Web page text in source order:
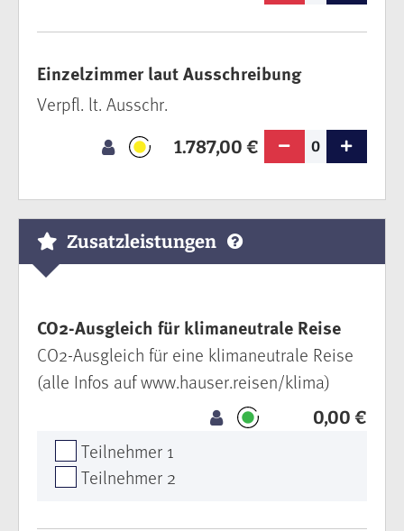
Einzelzimmer laut Ausschreibung
1.787,00 € 0
Verpfl. lt. Ausschr.
Zusatzleistungen
CO2-Ausgleich für klimaneutrale Reise
0,00 €
CO2-Ausgleich für eine klimaneutrale Reise
(alle Infos auf www.hauser.reisen/klima)
Teilnehmer 1
Teilnehmer 2